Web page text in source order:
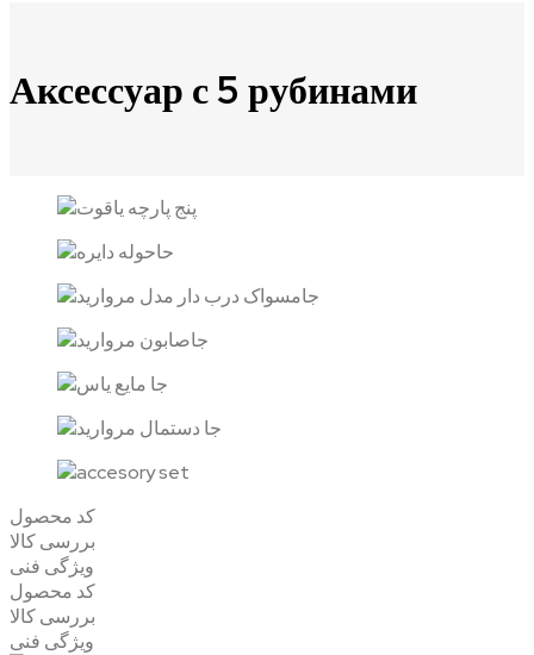
Аксессуар с 5 рубинами
کد محصول
بررسی کالا
ویژگی فنی
کد محصول
بررسی کالا
ویژگی فنی